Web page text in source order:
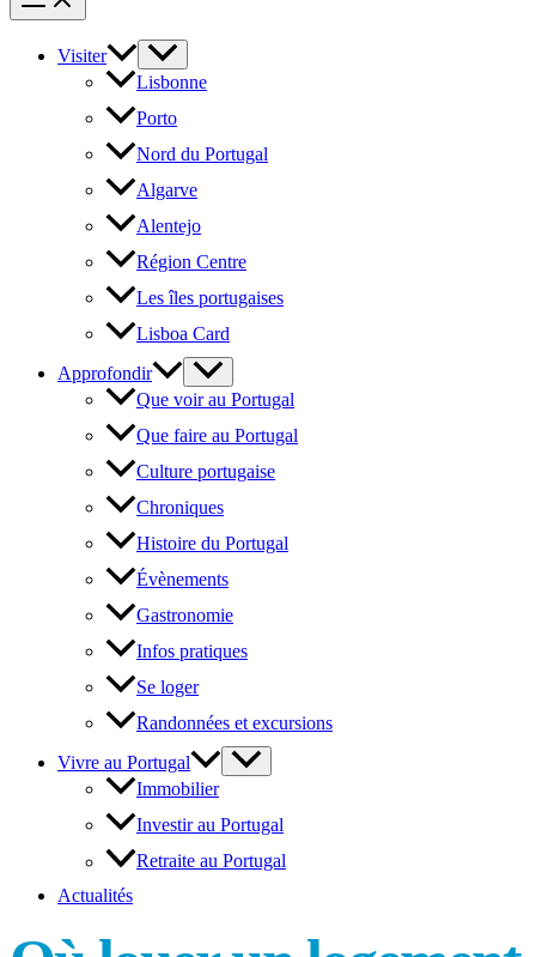
Visiter
Lisbonne
Porto
Nord du Portugal
Algarve
Alentejo
Région Centre
Les îles portugaises
Lisboa Card
Approfondir
Que voir au Portugal
Que faire au Portugal
Culture portugaise
Chroniques
Histoire du Portugal
Évènements
Gastronomie
Infos pratiques
Se loger
Randonnées et excursions
Vivre au Portugal
Immobilier
Investir au Portugal
Retraite au Portugal
Actualités